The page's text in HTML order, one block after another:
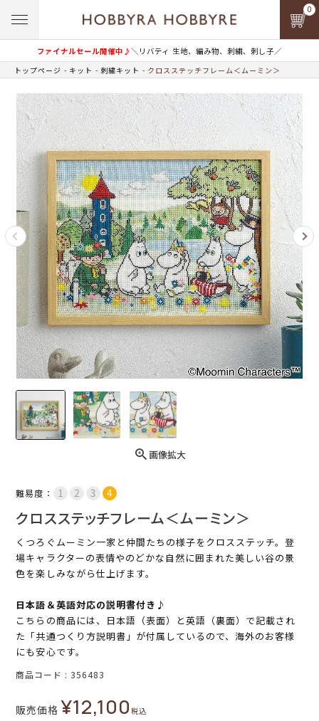
ファイナルセール開催中♪＼リバティ 生地、編み物、刺繍、刺し子／
0
トップページ キット 刺繍キット クロスステッチフレーム＜ムーミン＞
画像拡大
難易度：
クロスステッチフレーム＜ムーミン＞
くつろぐムーミン一家と仲間たちの様子をクロスステッチ。登
場キャラクターの表情やのどかな自然に囲まれた美しい谷の景
色を楽しみながら仕上げます。
日本語＆英語対応の説明書付き♪
こちらの商品には、日本語（表面）と英語（裏面）で記載され
た「共通つくり方説明書」が付属しているので、海外のお客様
にも安心です。
商品コード 356483
販売価格 ¥12,100税込